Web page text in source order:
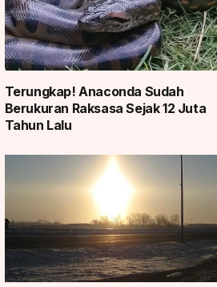
Terungkap! Anaconda Sudah
Berukuran Raksasa Sejak 12 Juta
Tahun Lalu